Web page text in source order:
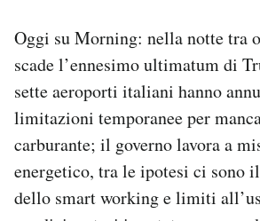
AREA PERSONALE
Entra
Oggi su Morning: nella notte tra
scade l’ennesimo ultimatum di
sette aeroporti italiani hanno
limitazioni temporanee per
carburante; il governo lavora a
energetico, tra le ipotesi ci sono
dello smart working e limiti